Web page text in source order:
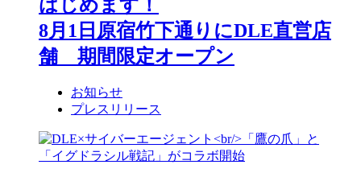
はじめます！
8月1日原宿竹下通りにDLE直営店
舗 期間限定オープン
お知らせ
プレスリリース